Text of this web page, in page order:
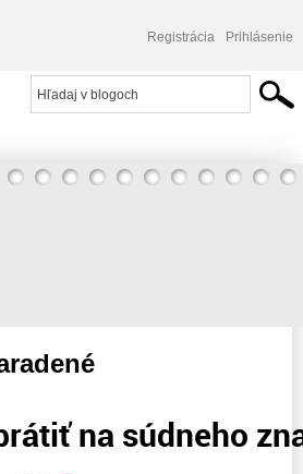
Registrácia Prihlásenie
na súdneho